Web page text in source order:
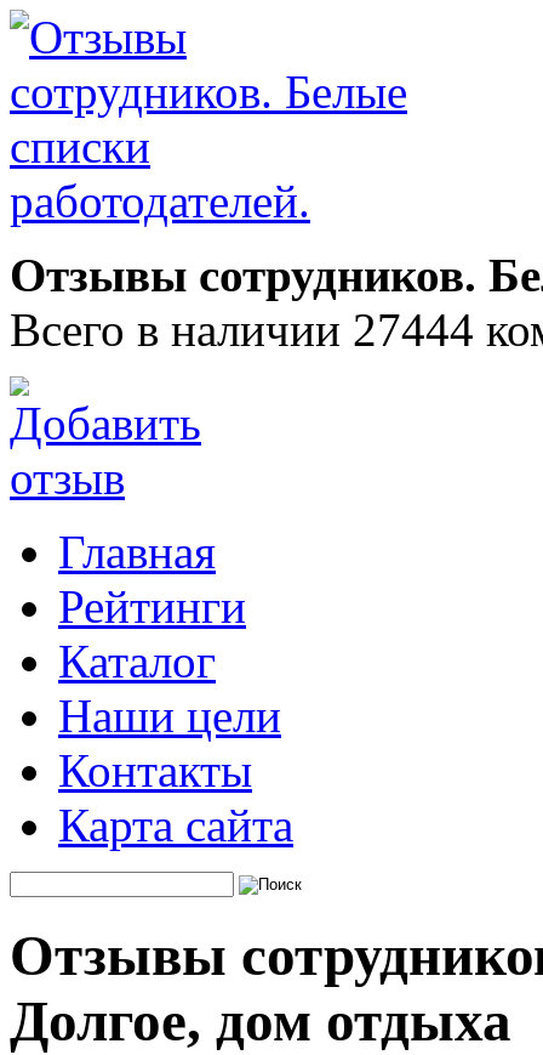
Отзывы сотрудников.
Всего в наличии 27444
Главная
Рейтинги
Каталог
Наши цели
Контакты
Карта сайта
Отзывы
Долгое, дом отдыха